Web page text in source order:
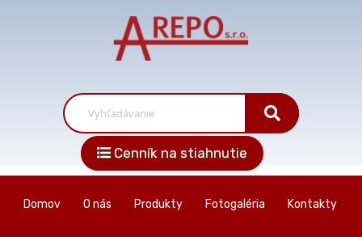
Cenník na stiahnutie
Domov O nás Produkty Fotogaléria Kontakty